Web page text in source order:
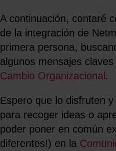
A continuación, contaré
de la integración de
primera persona,
algunos mensajes
Cambio Organizacional .
Espero que lo disfruten
para recoger ideas o
poder poner en común
diferentes!) en la